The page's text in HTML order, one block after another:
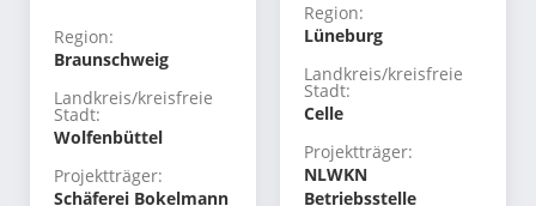
Region:
Braunschweig
Landkreis/kreisfreie
Stadt:
Wolfenbüttel
Projektträger:
Schäferei Bokelmann
Region:
Lüneburg
Landkreis/kreisfreie
Stadt:
Celle
Projektträger:
NLWKN
Betriebsstelle